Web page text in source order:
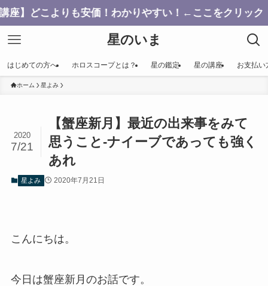
よりも安価！わかりやすい！←ここをクリック
星のいま
はじめての方へ ホロスコープとは？ 星の鑑定 星の講座 お支払い
ホーム 星よみ
【蟹座新月】最近の出来事をみて
思うこと-ナイーブであっても強く
あれ
2020
7/21
星よみ 2020年7月21日
こんにちは。
今日は蟹座新月のお話です。